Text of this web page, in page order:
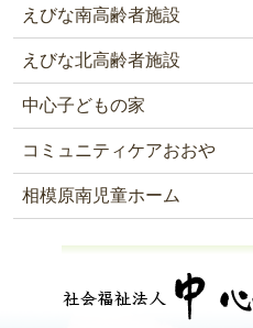
えびな南高齢者施設
えびな北高齢者施設
中心子どもの家
コミュニティケアおおや
相模原南児童ホーム